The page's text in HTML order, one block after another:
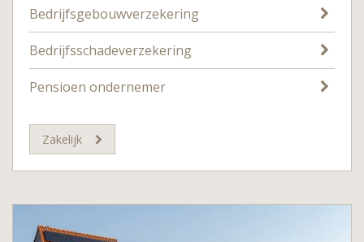
Bedrijfsgebouwverzekering
Bedrijfsschadeverzekering
Pensioen ondernemer
Zakelijk